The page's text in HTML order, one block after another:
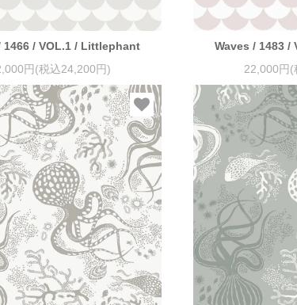
1466 / VOL.1 / Littlephant
円(税込24,200円)
Waves / 1483
22,000円(